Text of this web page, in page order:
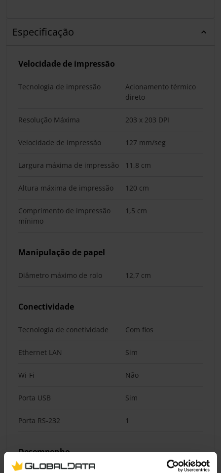
Especificação
Velocidade de impressão
Tecnologia de impressão
Acionamento térmico
direto
Resolução Máxima 203 x 203 DPI
Velocidade de impressão 127 mm/seg
Largura máxima de impressão 11,8 cm
Altura máxima de impressão 120 cm
Comprimento de impressão
mínimo
1,5 cm
Manipulação de papel
Diâmetro máximo de rolo 12,7 cm
Conectividade
Tecnologia de conetividade Com fios
Ethernet LAN Sim
Wi-Fi Não
Porta USB Sim
Porta RS-232 1
Desempenho